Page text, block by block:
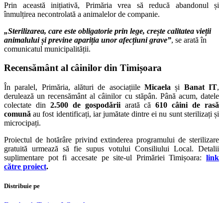
Prin această inițiativă, Primăria vrea să reducă abandonul și
înmulțirea necontrolată a animalelor de companie.
„Sterilizarea, care este obligatorie prin lege, crește calitatea vieții
animalului și previne apariția unor afecțiuni grave”, se arată în
comunicatul municipalității.
Recensământ al câinilor din Timișoara
În paralel, Primăria, alături de asociațiile Micaela și Banat IT,
derulează un recensământ al câinilor cu stăpân. Până acum, datele
colectate din 2.500 de gospodăriiarată că610 câini de rasă
comună au fost identificați, iar jumătate dintre ei nu sunt sterilizați și
microcipați.
Proiectul de hotărâre privind extinderea programului de sterilizare
gratuită urmează să fie supus votului Consiliului Local. Detalii
suplimentare pot fi accesate pe site-ul Primăriei Timișoara: link
către proiect.
Distribuie pe